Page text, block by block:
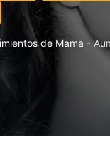
de Mama -